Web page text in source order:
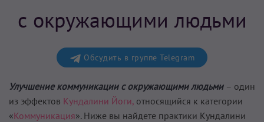
с окружающими людьми
Обсудить в группе Telegram
Улучшение коммуникации с окружающими людьми – один
из эффектов Кундалини Йоги, относящийся к категории
«Коммуникация». Ниже вы найдете практики Кундалини